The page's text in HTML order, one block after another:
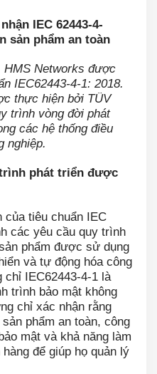
IEC 62443-4-
sản phẩm an toàn
HMS Networks được
IEC62443-4-1: 2018.
thực hiện bởi TÜV
trình vòng đời phát
các hệ thống điều
nghiệp.
phát triển được
của tiêu chuẩn IEC
các yêu cầu quy trình
phẩm được sử dụng
và tự động hóa công
IEC62443-4-1 là
trình bảo mật không
chỉ xác nhận rằng
phẩm an toàn, công
mật và khả năng làm
để giúp họ quản lý